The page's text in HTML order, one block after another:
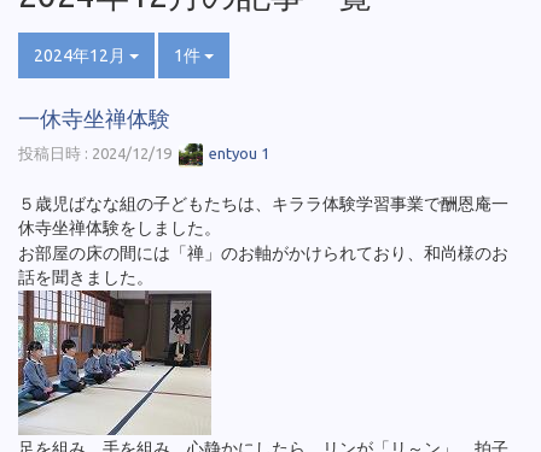
2024年12月 1件
一休寺坐禅体験
投稿日時 : 2024/12/19 entyou 1
５歳児ばなな組の子どもたちは、キララ体験学習事業で酬恩庵一
休寺坐禅体験をしました。
お部屋の床の間には「禅」のお軸がかけられており、和尚様のお
話を聞きました。
足を組み、手を組み、心静かにしたら、リンが「リ～ン」、拍子